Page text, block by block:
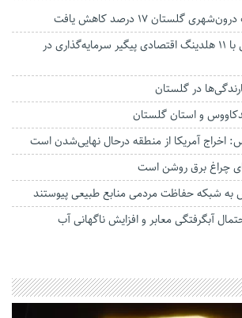
گلستان ۱۷ درصد کاهش یافت
استاندار: بابک زنجانی با ۱۱ هلدینگ اقتصادی پیگیر سرمایه‌گذاری در
و استان گلستان
اخراج آمریکا از منطقه درحال نهایی‌شدن است
چراغ برق روشن است
آبگرفتگی معابر و افزایش ناگهانی آب